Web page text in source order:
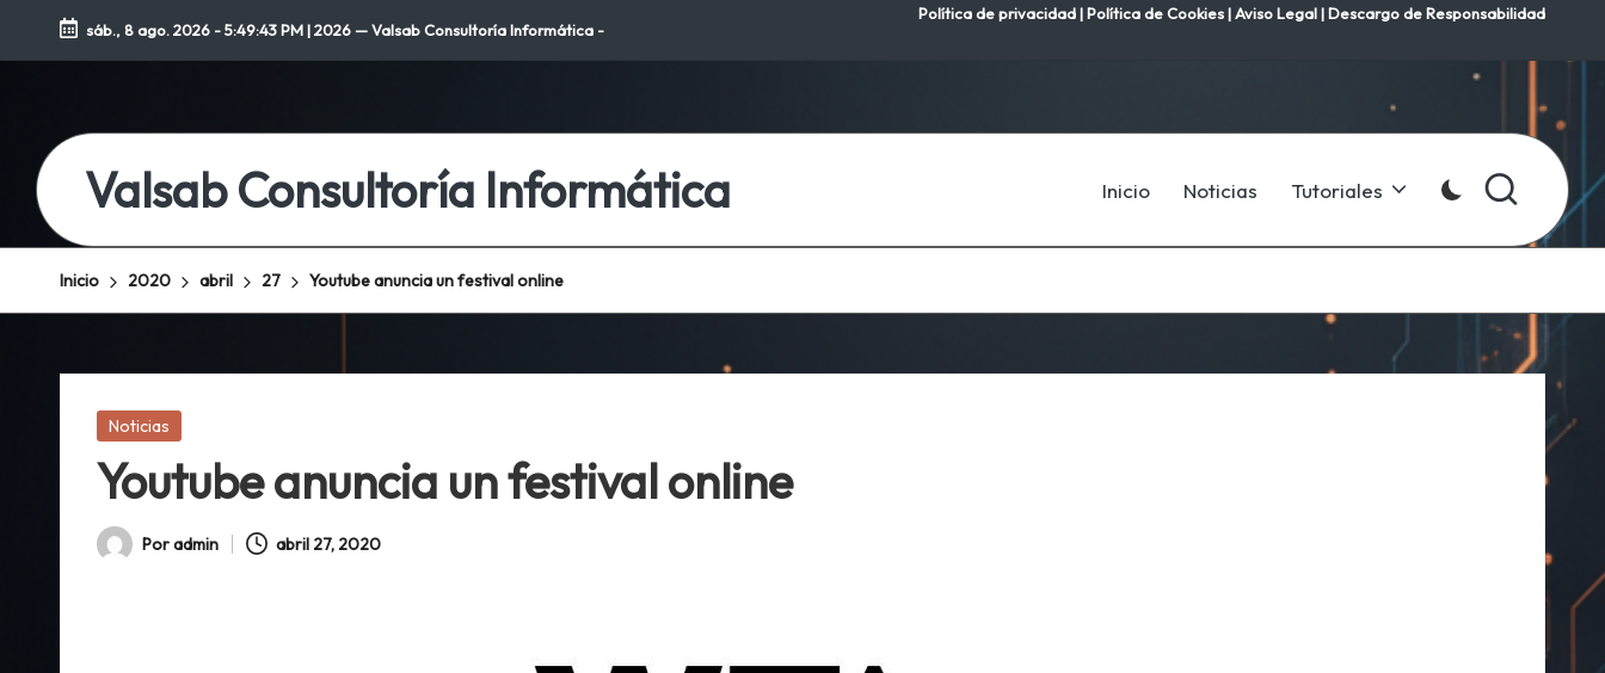
Saltar
contenido
sáb., 8 ago. 2026 -5:49:44 PM| 2026 — Valsab Consultoría Informática -
Política de privacidad|Política de Cookies|Aviso Legal|Descargo de Responsabilidad
Valsab Consultoría Informática Inicio Noticias Tutoriales
Inicio 2020 abril 27 Youtube anuncia un festival online
Publicada
Noticias
Youtube anuncia un festival online
Publicado
Poradmin abril 27, 2020